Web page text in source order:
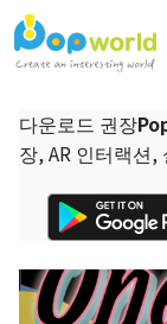
다운로드 권장
장, AR 인터랙션